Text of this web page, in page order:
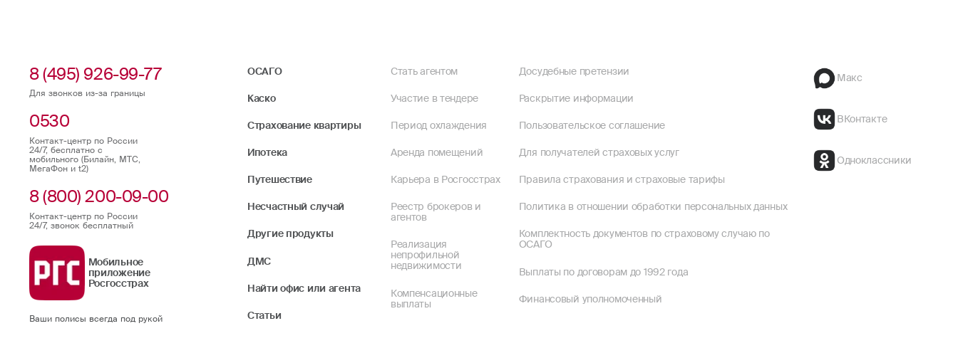
8 (495) 926-99-77
Для звонков из-за границы
0530
Контакт-центр по России
24/7, бесплатно с
мобильного (Билайн, МТС,
МегаФон и t2)
8 (800) 200-09-00
Контакт-центр по России
24/7, звонок бесплатный
Мобильное
приложение
Росгосстрах
Ваши полисы всегда под рукой
ОСАГО
Каско
Страхование квартиры
Ипотека
Путешествие
Несчастный случай
Другие продукты
ДМС
Найти офис или агента
Статьи
Стать агентом
Участие в тендере
Период охлаждения
Аренда помещений
Карьера в Росгосстрах
Реестр брокеров и
агентов
Реализация
непрофильной
недвижимости
Компенсационные
выплаты
Досудебные претензии
Раскрытие информации
Пользовательское соглашение
Для получателей страховых услуг
Правила страхования и страховые тарифы
Политика в отношении обработки персональных данных
Комплектность документов по страховому случаю по
ОСАГО
Выплаты по договорам до 1992 года
Финансовый уполномоченный
Макс
ВКонтакте
Одноклассники